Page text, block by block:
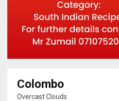
Colombo
Overcast Clouds